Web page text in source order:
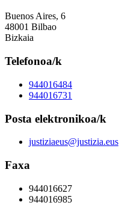
Buenos Aires, 6
48001 Bilbao
Bizkaia
Telefonoa/k
944016484
944016731
Posta elektronikoa/k
justiziaeus@justizia.eus
Faxa
944016627
944016985